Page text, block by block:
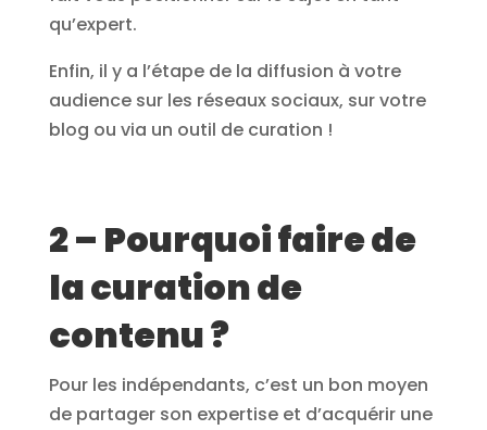
qu’expert.
Enfin, il y a l’étape de la diffusion à votre
audience sur les réseaux sociaux, sur votre
blog ou via un outil de curation !
2 – Pourquoi faire de
la curation de
contenu ?
Pour les indépendants, c’est un bon moyen
de partager son expertise et d’acquérir une